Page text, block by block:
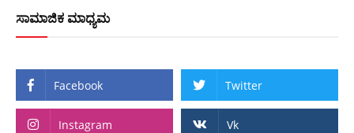
ಸಾಮಾಜಿಕ ಮಾಧ್ಯಮ
Facebook Twitter
Instagram Vk